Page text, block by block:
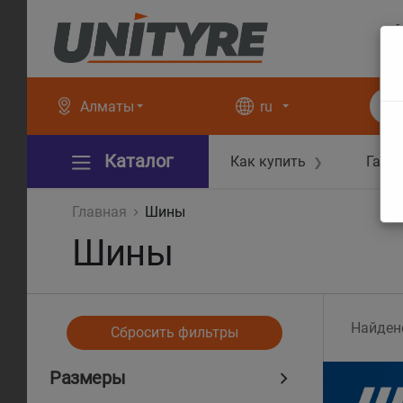
Алматы ru
Каталог Как купить ❯
Главная Шины
Шины
Сбросить фильтры
Размеры